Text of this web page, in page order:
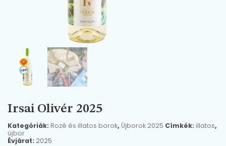
Irsai Olivér 2025
Kategóriák: Rozé és illatos borok, Újborok 2025 Címkék: illatos,
újbor
Évjárat: 2025